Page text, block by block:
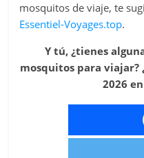
mosquitos de viaje, te
Essentiel-Voyages.top.
Y tú, ¿tienes
mosquitos para viajar?
2026